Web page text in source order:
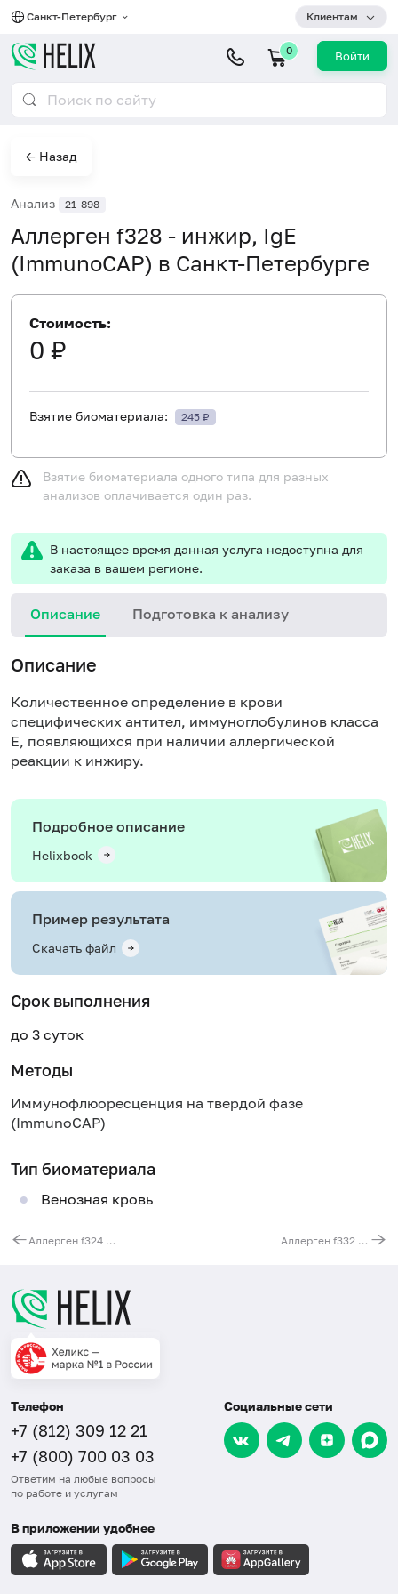
Санкт-Петербург Клиентам
0 Войти
← Назад
Анализ 21-898
Аллерген f328 - инжир, IgE
(ImmunoCAP) в Санкт-Петербурге
Стоимость:
0 ₽
Взятие биоматериала: 245 ₽
Взятие биоматериала одного типа для разных
анализов оплачивается один раз.
В настоящее время данная услуга недоступна для
заказа в вашем регионе.
Описание Подготовка к анализу
Описание
Количественное определение в крови
специфических антител, иммуноглобулинов класса
E, появляющихся при наличии аллергической
реакции к инжиру.
Подробное описание
Helixbook
Пример результата
Скачать файл
Срок выполнения
до 3 суток
Методы
Иммунофлюоресценция на твердой фазе
(ImmunoCAP)
Тип биоматериала
Венозная кровь
Аллерген f324 - хмель, IgE (ImmunoCAP) Аллерген f332 - мята перечная, IgE (ImmunoCAP)
Телефон
+7 (812) 309 12 21
+7 (800) 700 03 03
Ответим на любые вопросы
по работе и услугам
Социальные сети
В приложении удобнее